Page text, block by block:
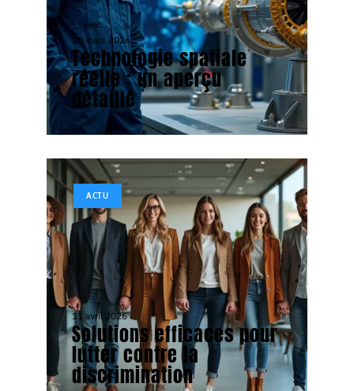
19 mars 2026
Technologie spatiale
réelle : un aperçu
détaillé
ACTU
11 avril 2026
Solutions efficaces pour
lutter contre la
discrimination